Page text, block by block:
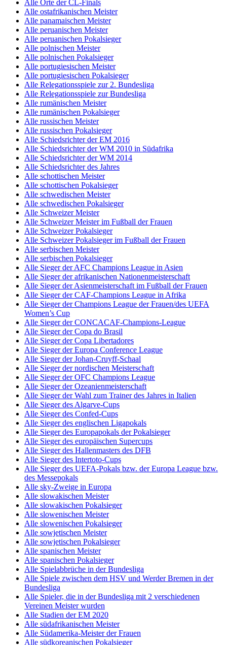
Alle Orte der CL-Finals
Alle ostafrikanischen Meister
Alle panamaischen Meister
Alle peruanischen Meister
Alle peruanischen Pokalsieger
Alle polnischen Meister
Alle polnischen Pokalsieger
Alle portugiesischen Meister
Alle portugiesischen Pokalsieger
Alle Relegationsspiele zur 2. Bundesliga
Alle Relegationsspiele zur Bundesliga
Alle rumänischen Meister
Alle rumänischen Pokalsieger
Alle russischen Meister
Alle russischen Pokalsieger
Alle Schiedsrichter der EM 2016
Alle Schiedsrichter der WM 2010 in Südafrika
Alle Schiedsrichter der WM 2014
Alle Schiedsrichter des Jahres
Alle schottischen Meister
Alle schottischen Pokalsieger
Alle schwedischen Meister
Alle schwedischen Pokalsieger
Alle Schweizer Meister
Alle Schweizer Meister im Fußball der Frauen
Alle Schweizer Pokalsieger
Alle Schweizer Pokalsieger im Fußball der Frauen
Alle serbischen Meister
Alle serbischen Pokalsieger
Alle Sieger der AFC Champions League in Asien
Alle Sieger der afrikanischen Nationenmeisterschaft
Alle Sieger der Asienmeisterschaft im Fußball der Frauen
Alle Sieger der CAF-Champions League in Afrika
Alle Sieger der Champions League der Frauen/des UEFA
Women’s Cup
Alle Sieger der CONCACAF-Champions-League
Alle Sieger der Copa do Brasil
Alle Sieger der Copa Libertadores
Alle Sieger der Europa Conference League
Alle Sieger der Johan-Cruyff-Schaal
Alle Sieger der nordischen Meisterschaft
Alle Sieger der OFC Champions League
Alle Sieger der Ozeanienmeisterschaft
Alle Sieger der Wahl zum Trainer des Jahres in Italien
Alle Sieger des Algarve-Cups
Alle Sieger des Confed-Cups
Alle Sieger des englischen Ligapokals
Alle Sieger des Europapokals der Pokalsieger
Alle Sieger des europäischen Supercups
Alle Sieger des Hallenmasters des DFB
Alle Sieger des Intertoto-Cups
Alle Sieger des UEFA-Pokals bzw. der Europa League bzw.
des Messepokals
Alle sky-Zweige in Europa
Alle slowakischen Meister
Alle slowakischen Pokalsieger
Alle slowenischen Meister
Alle slowenischen Pokalsieger
Alle sowjetischen Meister
Alle sowjetischen Pokalsieger
Alle spanischen Meister
Alle spanischen Pokalsieger
Alle Spielabbrüche in der Bundesliga
Alle Spiele zwischen dem HSV und Werder Bremen in der
Bundesliga
Alle Spieler, die in der Bundesliga mit 2 verschiedenen
Vereinen Meister wurden
Alle Stadien der EM 2020
Alle südafrikanischen Meister
Alle Südamerika-Meister der Frauen
Alle südkoreanischen Pokalsieger